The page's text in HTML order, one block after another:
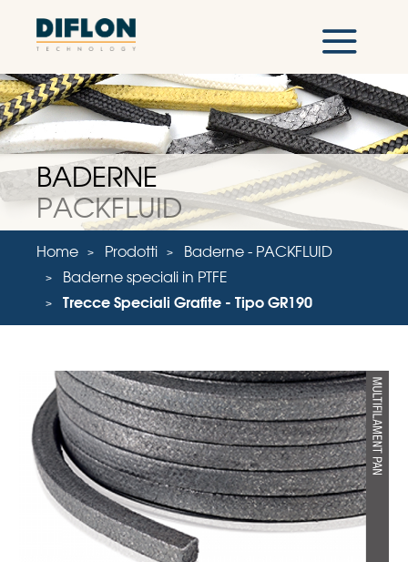
BADERNE
PACKFLUID
Home Prodotti
Baderne - PACKFLUID
Baderne speciali in PTFE
Trecce Speciali Grafite - Tipo GR190